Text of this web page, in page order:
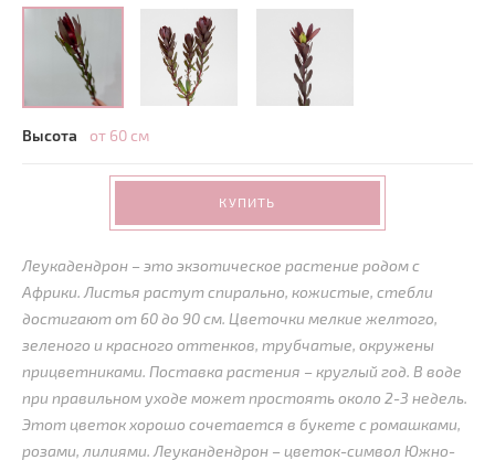
Высота от 60 см
КУПИТЬ
Леукадендрон – это экзотическое растение родом с
Африки. Листья растут спирально, кожистые, стебли
достигают от 60 до 90 см. Цветочки мелкие желтого,
зеленого и красного оттенков, трубчатые, окружены
прицветниками. Поставка растения – круглый год. В воде
при правильном уходе может простоять около 2-3 недель.
Этот цветок хорошо сочетается в букете с ромашками,
розами, лилиями. Леукандендрон – цветок-символ Южно-